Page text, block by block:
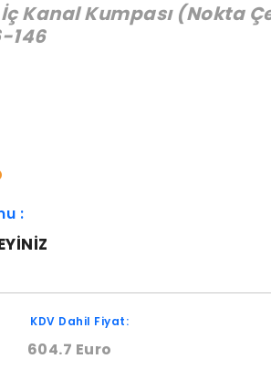
Kanal Kumpası (Nokta
146
:
KDV Dahil Fiyat:
604.7 Euro